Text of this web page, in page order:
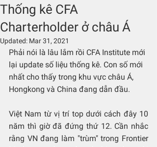
Thống kê CFA
Charterholder ở châu Á
Updated: Mar 31, 2021
Phải nói là lâu lắm rồi CFA Institute mới
lại update số liệu thống kê. Con số mới
nhất cho thấy trong khu vực châu Á,
Hongkong và China đang dẫn đầu.
Việt Nam từ vị trí top dưới cách đây 10
năm thì giờ đã đứng thứ 12. Cần nhắc
rằng VN đang làm "trùm" trong Frontier